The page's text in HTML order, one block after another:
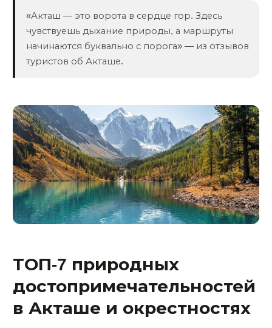
«Акташ — это ворота в сердце гор. Здесь
чувствуешь дыхание природы, а маршруты
начинаются буквально с порога» — из отзывов
туристов об Акташе.
ТОП-7 природных
достопримечательностей
в Акташе и окрестностях